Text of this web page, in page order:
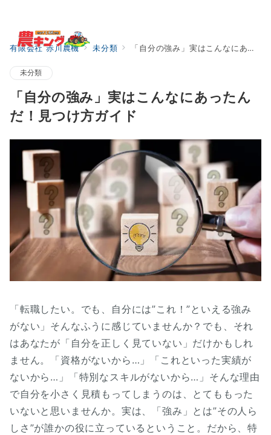
有限会社 赤川農機 未分類 「自分の強み」実はこんなにあったんだ！見つけ方ガイド
未分類
「自分の強み」実はこんなにあったん
だ！見つけ方ガイド
「転職したい。でも、自分には”これ！”といえる強み
がない」そんなふうに感じていませんか？でも、それ
はあなたが「自分を正しく見ていない」だけかもしれ
ません。「資格がないから…」「これといった実績が
ないから…」「特別なスキルがないから…」そんな理由
で自分を小さく見積もってしまうのは、とてももった
いないと思いませんか。実は、「強み」とは”その人ら
しさ”が誰かの役に立っているということ。だから、特